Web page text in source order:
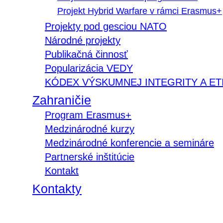
Projekt Hybrid Warfare v rámci Erasmus+
Projekty pod gesciou NATO
Národné projekty
Publikačná činnosť
Popularizácia VEDY
KÓDEX VÝSKUMNEJ INTEGRITY A
Zahraničie
Program Erasmus+
Medzinárodné kurzy
Medzinárodné konferencie a semináre
Partnerské inštitúcie
Kontakt
Kontakty